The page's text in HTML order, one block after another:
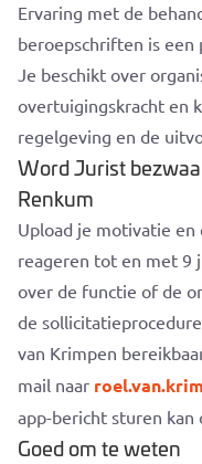
Ervaring met de
beroepschriften is een
Je beschikt over
overtuigingskracht en
regelgeving en de
Word Jurist
Renkum
Upload je motivatie
reageren tot en met 9
over de functie of de
de
van Krimpen
mail naar
app-bericht sturen kan
Goed om te weten